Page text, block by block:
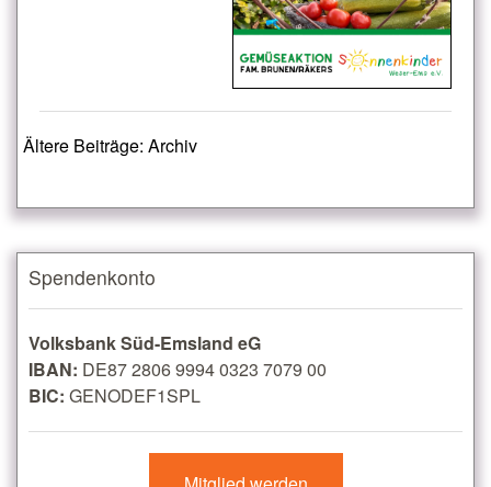
Ältere Beiträge: Archiv
Spendenkonto
Volksbank Süd-Emsland eG
IBAN: DE87 2806 9994 0323 7079 00
BIC: GENODEF1SPL